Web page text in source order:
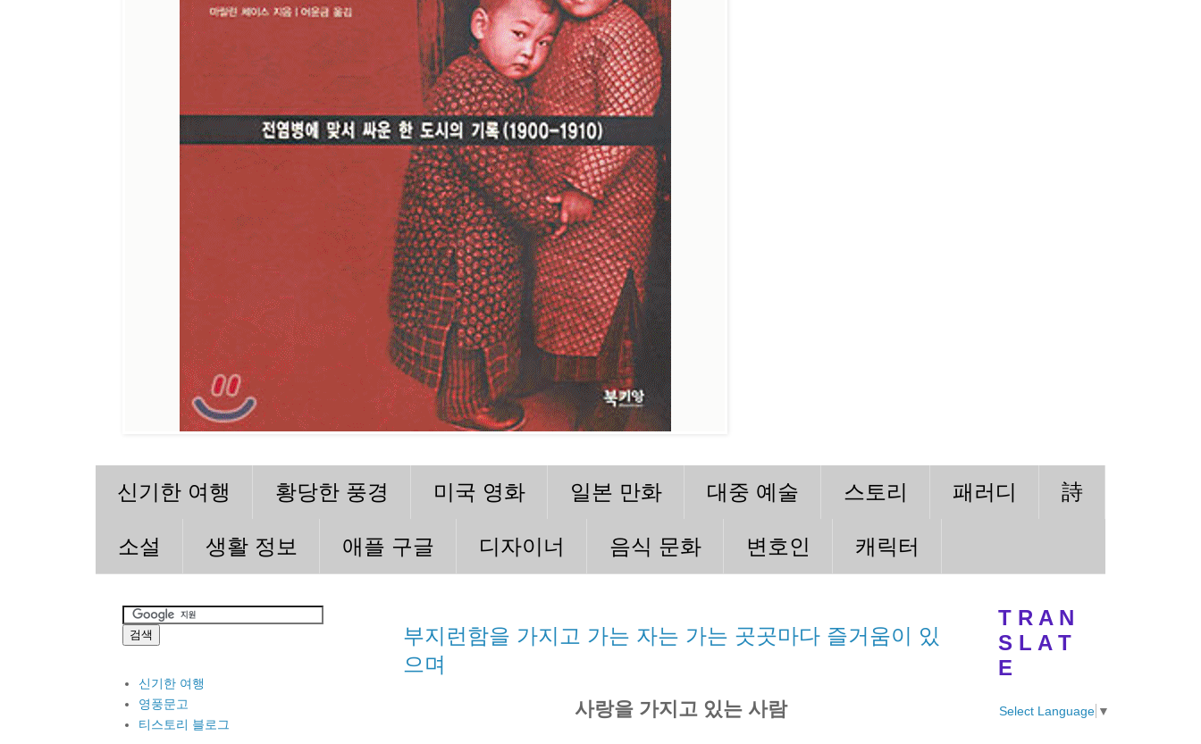
신기한 여행 황당한 풍경 미국 영화 일본 만화 대중 예술 스토리 패러디 詩
소설 생활 정보 애플 구글 디자이너 음식 문화 변호인 캐릭터
부지런함을 가지고 가는 자는 가는 곳곳마다 즐거움이 있
으며
사랑을 가지고 있는 사람
신기한 여행
영풍문고
티스토리 블로그
T R A N
S L A T
E
Select Language ▼